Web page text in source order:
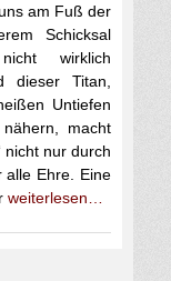
am Fuß der
Schicksal
wirklich
dieser Titan,
Untiefen
macht
nicht nur durch
alle Ehre. Eine
weiterlesen…